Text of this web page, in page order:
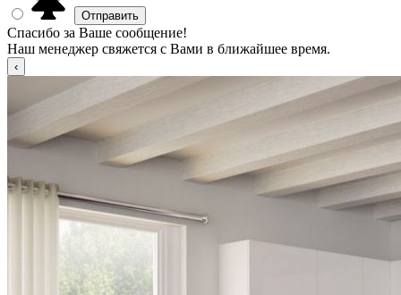
Спасибо за Ваше сообщение!
Наш менеджер свяжется с Вами в ближайшее время.